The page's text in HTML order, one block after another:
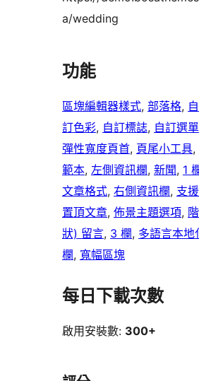
a/wedding
功能
區塊編輯器樣式, 部落格,
訂色彩, 自訂標誌, 自訂選單
彈性寬度頁首, 頁尾小工具,
範本, 左側資訊欄, 新聞, 1
文章格式, 右側資訊欄, 支
置頂文章, 佈景主題選項,
狀) 留言, 3 欄, 多語言本地
欄, 寬幅區塊
每日下載次數
啟用安裝數: 300+